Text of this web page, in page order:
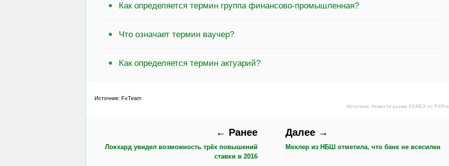
Как определяется термин группа финансово-промышленная?
Что означает термин ваучер?
Как определяется термин актуарий?
Источник: FxTeam
Источник: Новости рынка FOREX от FXPro
← Ранее
Локхард увидел возможность трёх повышений
ставки в 2016
Далее →
Мехлер из НБШ отметила, что банк не всесилен